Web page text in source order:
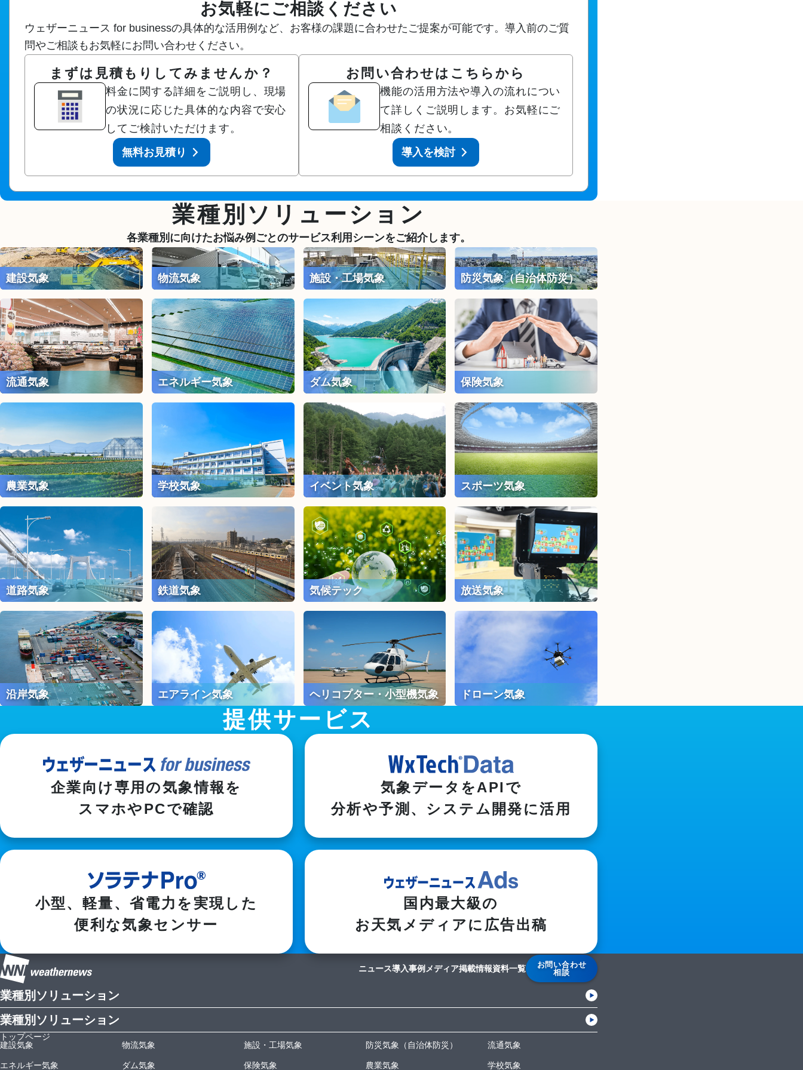
お気軽にご相談ください
ウェザーニュース for businessの具体的な活用例など、お客様の課題に合わせたご提案が可能です。導入前のご質
問やご相談もお気軽にお問い合わせください。
まずは見積もりしてみませんか？
料金に関する詳細をご説明し、現場
の状況に応じた具体的な内容で安心
してご検討いただけます。
無料お見積り
お問い合わせはこちらから
機能の活用方法や導入の流れについ
て詳しくご説明します。お気軽にご
相談ください。
導入を検討
業種別ソリューション
各業種別に向けたお悩み例ごとのサービス利用シーンをご紹介します。
建設気象 物流気象 施設・工場気象 防災気象（自治体防災）
流通気象 エネルギー気象 ダム気象 保険気象
農業気象 学校気象 イベント気象 スポーツ気象
道路気象 鉄道気象 気候テック 放送気象
沿岸気象 エアライン気象 ヘリコプター・小型機気象 ドローン気象
提供サービス
企業向け専用の気象情報を
スマホやPCで確認
気象データをAPIで
分析や予測、システム開発に活用
小型、軽量、省電力を実現した
便利な気象センサー
国内最大級の
お天気メディアに広告出稿
ニュース導入事例 メディア掲載情報資料一覧
お問い合わせ
相談
業種別ソリューション
業種別ソリューション
トップページ
建設気象
物流気象 施設・工場気象 防災気象（自治体防災） 流通気象
エネルギー気象 ダム気象 保険気象 農業気象 学校気象